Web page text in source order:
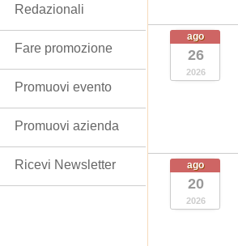
ago
26
2026
ago
20
2026
Redazionali
Fare promozione
Promuovi evento
Promuovi azienda
Ricevi Newsletter